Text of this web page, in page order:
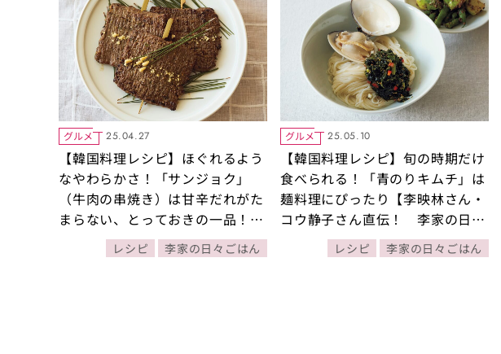
グルメ 25.04.27
【韓国料理レシピ】ほぐれるよう
なやわらかさ！「サンジョク」
（牛肉の串焼き）は甘辛だれがた
まらない、とっておきの一品！
【李映林さん・コウ静子さん直
伝！ 李家の日々ごはん】
レシピ 李家の日々ごはん
グルメ 25.05.10
【韓国料理レシピ】旬の時期だけ
食べられる！「青のりキムチ」は
麺料理にぴったり【李映林さん・
コウ静子さん直伝！ 李家の日々
ごはん】レシピ 李家の日々ごはん